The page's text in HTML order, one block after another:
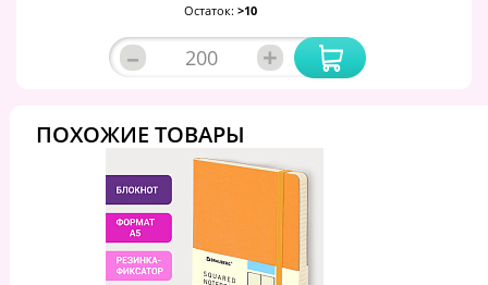
Остаток: >10
– +
ПОХОЖИЕ ТОВАРЫ